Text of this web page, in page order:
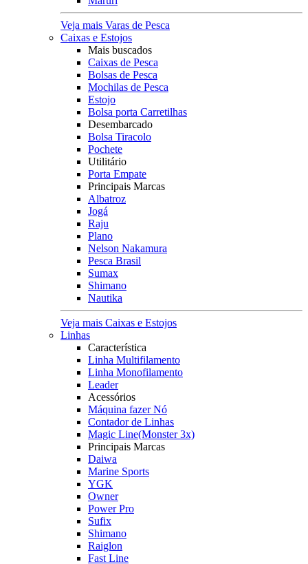
Veja mais Varas de Pesca
Caixas e Estojos
Mais buscados
Caixas de Pesca
Bolsas de Pesca
Mochilas de Pesca
Estojo
Bolsa porta Carretilhas
Desembarcado
Bolsa Tiracolo
Pochete
Utilitário
Porta Empate
Principais Marcas
Albatroz
Jogá
Raju
Plano
Nelson Nakamura
Pesca Brasil
Sumax
Shimano
Nautika
Veja mais Caixas e Estojos
Linhas
Característica
Linha Multifilamento
Linha Monofilamento
Leader
Acessórios
Máquina fazer Nó
Contador de Linhas
Magic Line(Monster 3x)
Principais Marcas
Daiwa
Marine Sports
YGK
Owner
Power Pro
Sufix
Shimano
Raiglon
Fast Line